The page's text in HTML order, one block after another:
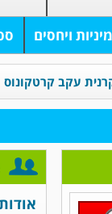
מיניות ויחסים
עקב קרטקונוס